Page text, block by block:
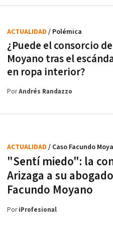
¿Puede el consorcio
Moyano tras el
en ropa interior?
ACTUALIDAD / Polémica
PorAndrés Randazzo
"Sentí miedo": la
Arizaga a su
Facundo Moyano
ACTUALIDAD / Caso Facundo
PoriProfesional